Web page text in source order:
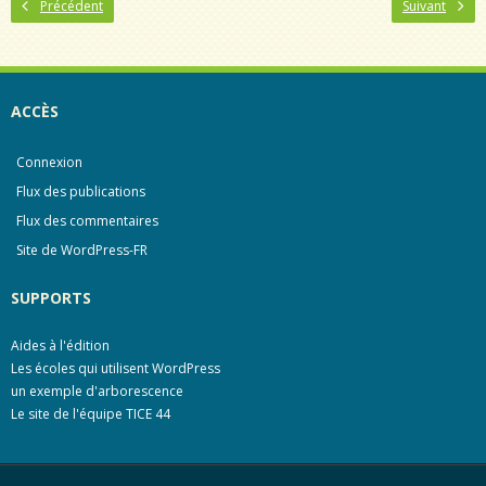
e
b
o
t
t
r
Précédent Suivant
ACCÈS
Connexion
Flux des publications
Flux des commentaires
Site de WordPress-FR
SUPPORTS
Aides à l'édition
Les écoles qui utilisent WordPress
un exemple d'arborescence
Le site de l'équipe TICE 44